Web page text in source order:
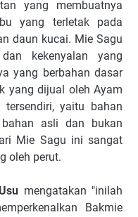
yang membuatnya
yang terletak pada
daun kucai. Mie Sagu
kekenyalan yang
yang berbahan dasar
yang dijual oleh Ayam
yaitu bahan
asli dan bukan
Mie Sagu ini sangat
oleh perut.
mengatakan "inilah
Bakmie